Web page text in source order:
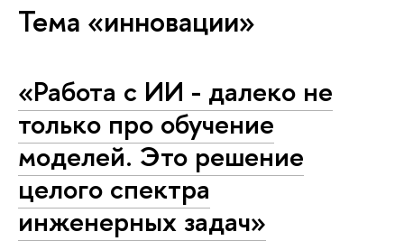
Тема «инновации»
«Работа с ИИ - далеко не
только про обучение
моделей. Это решение
целого спектра
инженерных задач»